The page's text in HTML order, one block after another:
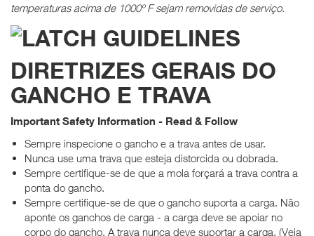
temperaturas acima de 1000º F sejam removidas de serviço.
DIRETRIZES GERAIS DO
GANCHO E TRAVA
Important Safety Information - Read & Follow
Sempre inspecione o gancho e a trava antes de usar.
Nunca use uma trava que esteja distorcida ou dobrada.
Sempre certifique-se de que a mola forçará a trava contra a
ponta do gancho.
Sempre certifique-se de que o gancho suporta a carga. Não
aponte os ganchos de carga - a carga deve se apoiar no
corpo do gancho. A trava nunca deve suportar a carga. (Veja